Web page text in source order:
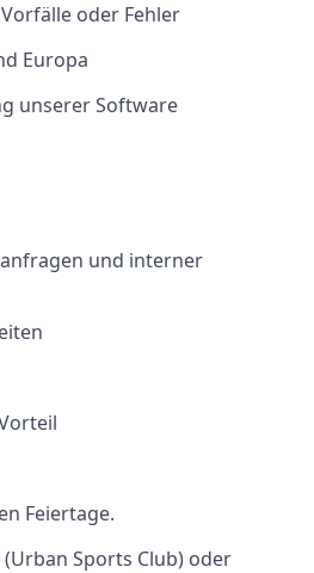
oder Fehler
Europa
unserer Software
und interner
Feiertage.
Sports Club) oder